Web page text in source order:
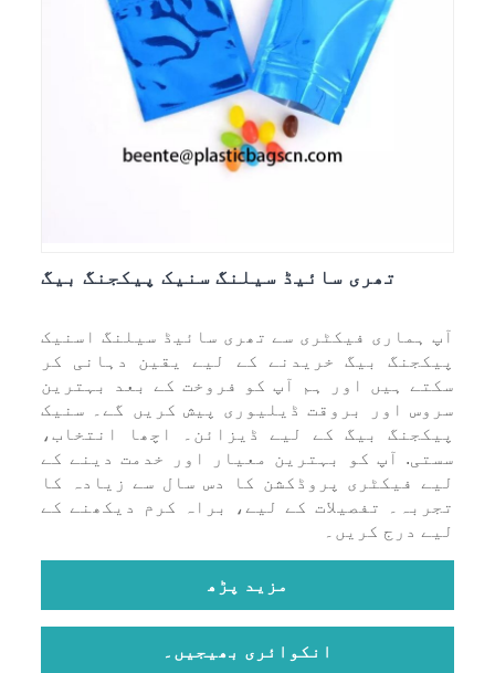
تھری سائیڈ سیلنگ سنیک پیکجنگ بیگ
آپ ہماری فیکٹری سے تھری سائیڈ سیلنگ اسنیک
پیکجنگ بیگ خریدنے کے لیے یقین دہانی کر
سکتے ہیں اور ہم آپ کو فروخت کے بعد بہترین
سروس اور بروقت ڈیلیوری پیش کریں گے۔ سنیک
پیکجنگ بیگ کے لیے ڈیزائن۔ اچھا انتخاب،
سستی. آپ کو بہترین معیار اور خدمت دینے کے
لیے فیکٹری پروڈکشن کا دس سال سے زیادہ کا
تجربہ۔ تفصیلات کے لیے، براہ کرم دیکھنے کے
لیے درج کریں۔
مزید پڑھ
انکوائری بھیجیں۔